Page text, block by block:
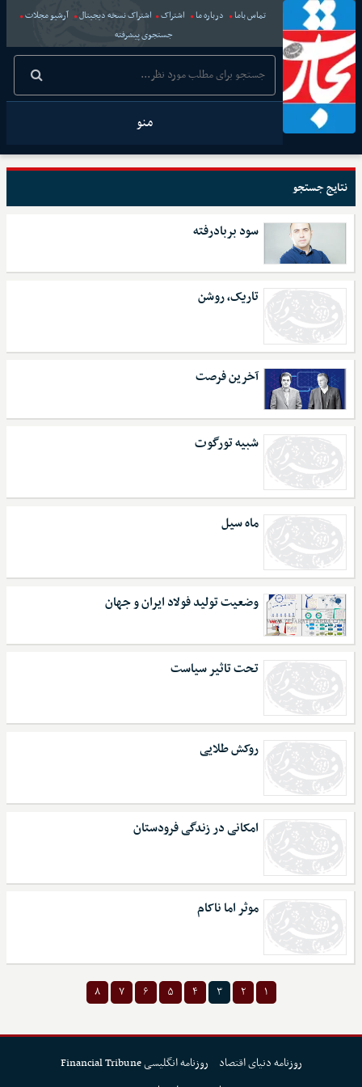
تماس باما درباره ما اشتراک اشتراک نسخه دیجیتال
آرشیو مجلات
جستجوی پیشرفته
منو
نتایج جستجو
سود بربادرفته
تاریک، روشن
آخرین فرصت
شبیه تورگوت
ماه سیل
وضعیت تولید فولاد ایران و جهان
تحت تاثیر سیاست
روکش طلایی
امکانی در زندگی فرودستان
موثر اما ناکام
۱ ۲ ۳ ۴ ۵ ۶ ۷ ۸
روزنامه دنیای اقتصاد
روزنامه انگلیسی Financial Tribune